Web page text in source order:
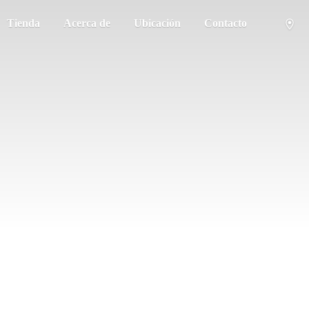
Tienda Acerca de Ubicación Contacto